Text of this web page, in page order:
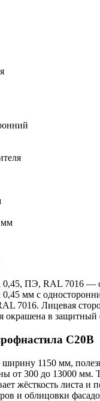
мм
0,45, ПЭ, RAL 7016 —
0,45 мм с
7016. Лицевая
окрашена в защитный
С20В
1150 мм,
от 300 до 13000 мм.
жёсткость листа и
и облицовки